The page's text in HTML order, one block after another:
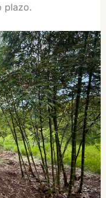
plazo.